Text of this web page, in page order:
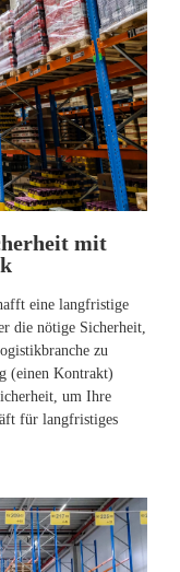
mit
eine langfristige
die nötige Sicherheit,
zu
(einen Kontrakt)
um Ihre
für langfristiges